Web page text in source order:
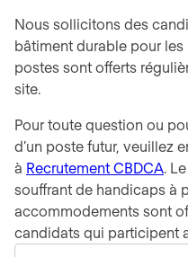
Nous sollicitons des
bâtiment durable pour
postes sont offerts
site.
Pour toute question ou
d’un poste futur, veuillez
à Recrutement CBDCA.
souffrant de handicaps à
accommodements sont
candidats qui participent